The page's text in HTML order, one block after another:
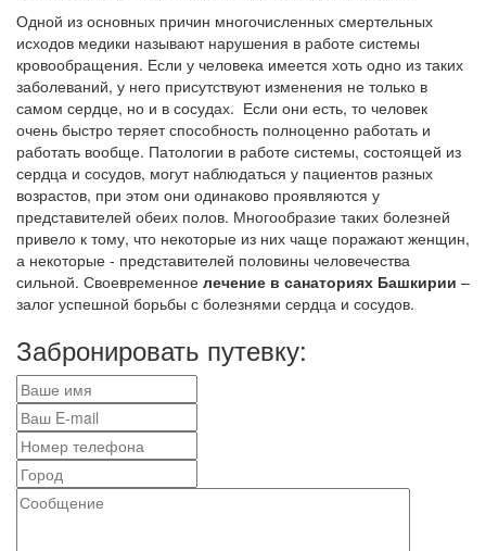
Одной из основных причин многочисленных смертельных
исходов медики называют нарушения в работе системы
кровообращения. Если у человека имеется хоть одно из таких
заболеваний, у него присутствуют изменения не только в
самом сердце, но и в сосудах. Если они есть, то человек
очень быстро теряет способность полноценно работать и
работать вообще. Патологии в работе системы, состоящей из
сердца и сосудов, могут наблюдаться у пациентов разных
возрастов, при этом они одинаково проявляются у
представителей обеих полов. Многообразие таких болезней
привело к тому, что некоторые из них чаще поражают женщин,
а некоторые - представителей половины человечества
сильной. Своевременное лечение в санаториях Башкирии –
залог успешной борьбы с болезнями сердца и сосудов.
Забронировать путевку: